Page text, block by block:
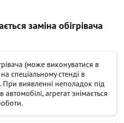
заміна обігрівача
(може виконуватися в
спеціальному стенді в
При виявленні неполадок під
автомобілі, агрегат знімається